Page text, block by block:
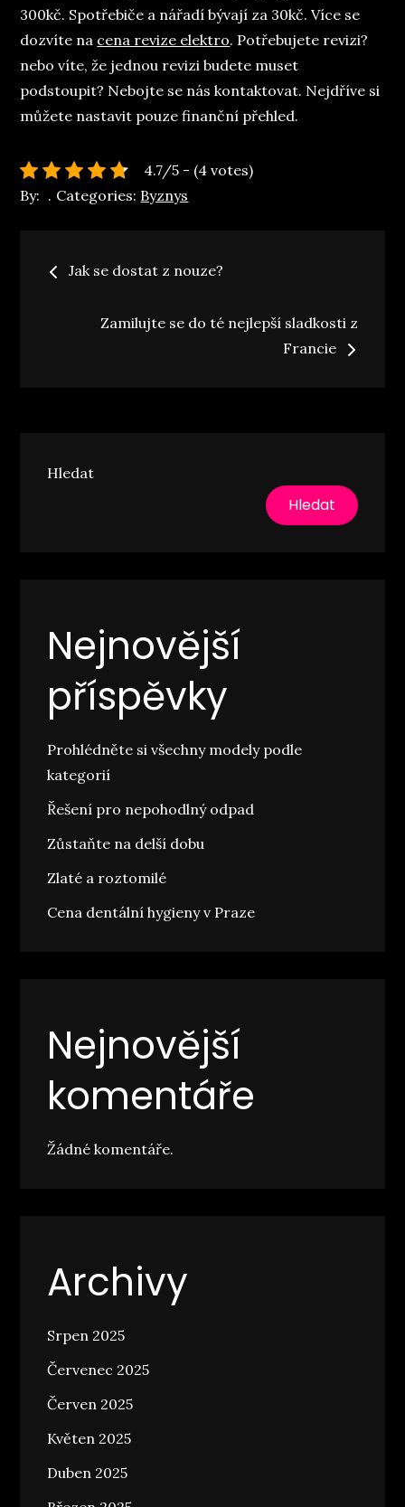
300kč. Spotřebiče a nářadí bývají za 30kč. Více se
dozvíte na cena revize elektro. Potřebujete revizi?
nebo víte, že jednou revizi budete muset
podstoupit? Nebojte se nás kontaktovat. Nejdříve si
můžete nastavit pouze finanční přehled.
4.7/5 - (4 votes)
By:
Categories: Byznys
Navigace
Jak se dostat z nouze?
Zamilujte se do té nejlepší sladkosti z
Francie
Hledat
Hledat
Nejnovější
příspěvky
Prohlédněte si všechny modely podle
kategorií
Řešení pro nepohodlný odpad
Zůstaňte na delší dobu
Zlaté a roztomilé
Cena dentální hygieny v Praze
Nejnovější
komentáře
Žádné komentáře.
Archivy
Srpen 2025
Červenec 2025
Červen 2025
Květen 2025
Duben 2025